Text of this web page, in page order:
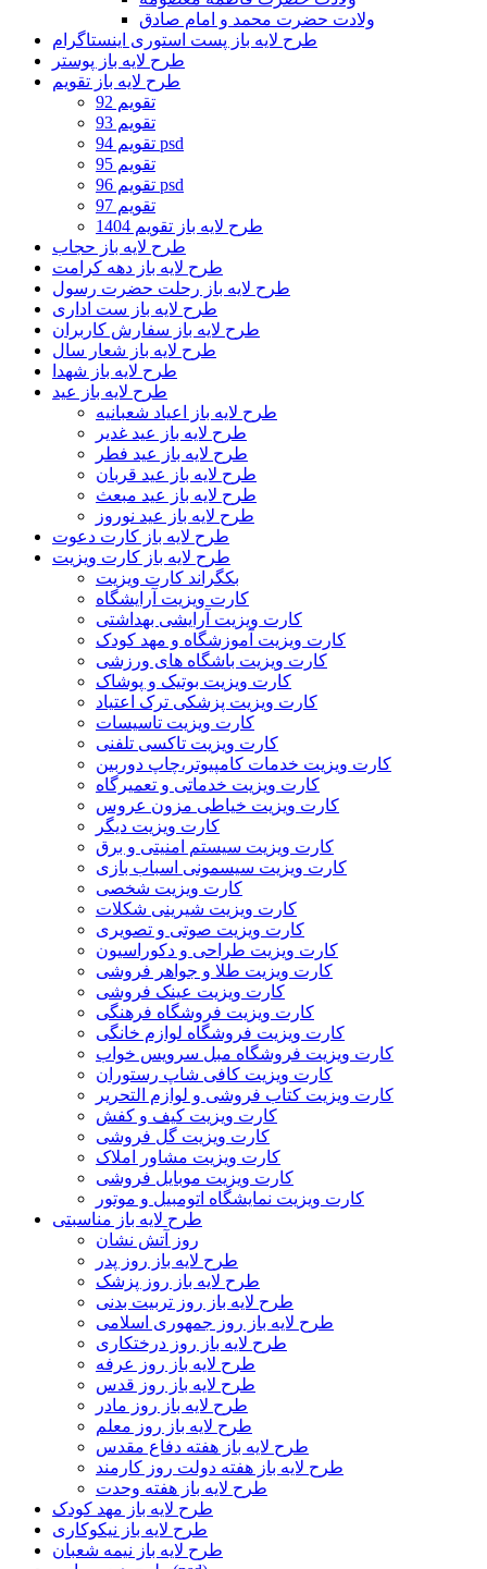
ولادت حضرت محمد و امام صادق
طرح لایه باز پست استوری اینستاگرام
طرح لایه باز پوستر
طرح لایه باز تقویم
تقویم 92
تقویم 93
تقویم 94 psd
تقویم 95
تقویم 96 psd
تقویم 97
طرح لایه باز تقویم 1404
طرح لایه باز حجاب
طرح لایه باز دهه کرامت
طرح لایه باز رحلت حضرت رسول
طرح لایه باز ست اداری
طرح لایه باز سفارش کاربران
طرح لایه باز شعار سال
طرح لایه باز شهدا
طرح لایه باز عید
طرح لایه باز اعیاد شعبانیه
طرح لایه باز عید غدیر
طرح لایه باز عید فطر
طرح لایه باز عید قربان
طرح لایه باز عید مبعث
طرح لایه باز عید نوروز
طرح لایه باز کارت دعوت
طرح لایه باز کارت ویزیت
بکگراند کارت ویزیت
کارت ویزیت آرایشگاه
کارت ویزیت آرایشی بهداشتی
کارت ویزیت آموزشگاه و مهد کودک
کارت ویزیت باشگاه های ورزشی
کارت ویزیت بوتیک و پوشاک
کارت ویزیت پزشکی ترک اعتیاد
کارت ویزیت تاسیسات
کارت ویزیت تاکسی تلفنی
کارت ویزیت خدمات کامپیوتر،چاپ دوربین
کارت ویزیت خدماتی و تعمیرگاه
کارت ویزیت خیاطی مزون عروس
کارت ویزیت دیگر
کارت ویزیت سیستم امنیتی و برق
کارت ویزیت سیسمونی اسباب بازی
کارت ویزیت شخصی
کارت ویزیت شیرینی شکلات
کارت ویزیت صوتی و تصویری
کارت ویزیت طراحی و دکوراسیون
کارت ویزیت طلا و جواهر فروشی
کارت ویزیت عینک فروشی
کارت ویزیت فروشگاه فرهنگی
کارت ویزیت فروشگاه لوازم خانگی
کارت ویزیت فروشگاه مبل سرویس خواب
کارت ویزیت کافی شاپ رستوران
کارت ویزیت کتاب فروشی و لوازم التحریر
کارت ویزیت کیف و کفش
کارت ویزیت گل فروشی
کارت ویزیت مشاور املاک
کارت ویزیت موبایل فروشی
کارت ویزیت نمایشگاه اتومبیل و موتور
طرح لایه باز مناسبتی
روز آتش نشان
طرح لایه باز روز پدر
طرح لایه باز روز پزشک
طرح لایه باز روز تربیت بدنی
طرح لایه باز روز جمهوری اسلامی
طرح لایه باز روز درختکاری
طرح لایه باز روز عرفه
طرح لایه باز روز قدس
طرح لایه باز روز مادر
طرح لایه باز روز معلم
طرح لایه باز هفته دفاع مقدس
طرح لایه باز هفته دولت روز کارمند
طرح لایه باز هفته وحدت
طرح لایه باز مهد کودک
طرح لایه باز نیکوکاری
طرح لایه باز نیمه شعبان